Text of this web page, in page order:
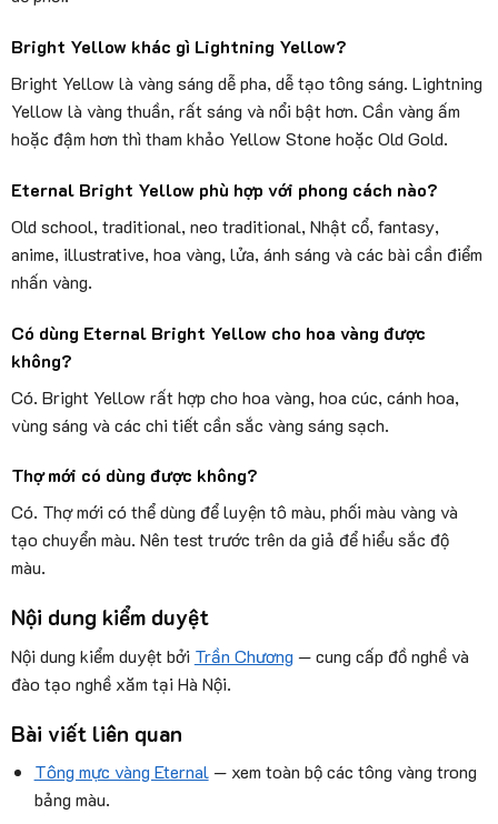
Bright Yellow khác gì Lightning Yellow?
Bright Yellow là vàng sáng dễ pha, dễ tạo tông sáng. Lightning
Yellow là vàng thuần, rất sáng và nổi bật hơn. Cần vàng ấm
hoặc đậm hơn thì tham khảo Yellow Stone hoặc Old Gold.
Eternal Bright Yellow phù hợp với phong cách nào?
Old school, traditional, neo traditional, Nhật cổ, fantasy,
anime, illustrative, hoa vàng, lửa, ánh sáng và các bài cần điểm
nhấn vàng.
Có dùng Eternal Bright Yellow cho hoa vàng được
không?
Có. Bright Yellow rất hợp cho hoa vàng, hoa cúc, cánh hoa,
vùng sáng và các chi tiết cần sắc vàng sáng sạch.
Thợ mới có dùng được không?
Có. Thợ mới có thể dùng để luyện tô màu, phối màu vàng và
tạo chuyển màu. Nên test trước trên da giả để hiểu sắc độ
màu.
Nội dung kiểm duyệt
Nội dung kiểm duyệt bởi Trần Chương — cung cấp đồ nghề và
đào tạo nghề xăm tại Hà Nội.
Bài viết liên quan
Tông mực vàng Eternal— xem toàn bộ các tông vàng trong
bảng màu.